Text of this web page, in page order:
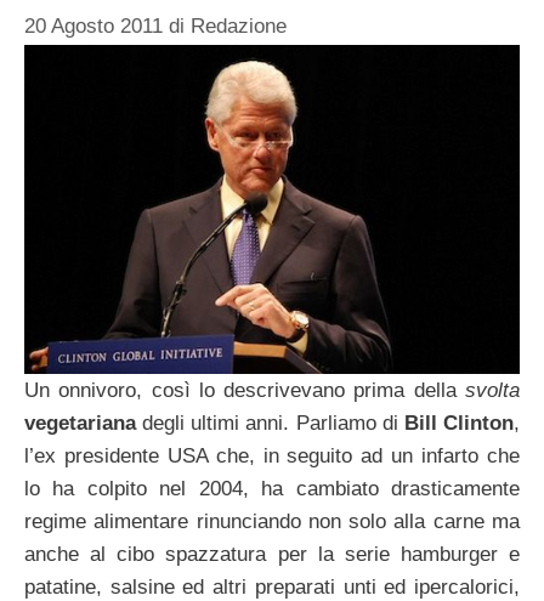
20 Agosto 2011 di Redazione
Un onnivoro, così lo descrivevano prima della svolta
vegetarianadegli ultimi anni. Parliamo di Bill Clinton,
l’ex presidente USA che, in seguito ad un infarto che
lo ha colpito nel 2004, ha cambiato drasticamente
regime alimentare rinunciando non solo alla carne ma
anche al cibo spazzatura per la serie hamburger e
patatine, salsine ed altri preparati unti ed ipercalorici,